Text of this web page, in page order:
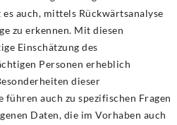
auch, mittels Rückwärtsanalyse
zu erkennen. Mit diesen
Einschätzung des
Personen erheblich
dieser
auch zu spezifischen Fragen
Daten, die im Vorhaben auch